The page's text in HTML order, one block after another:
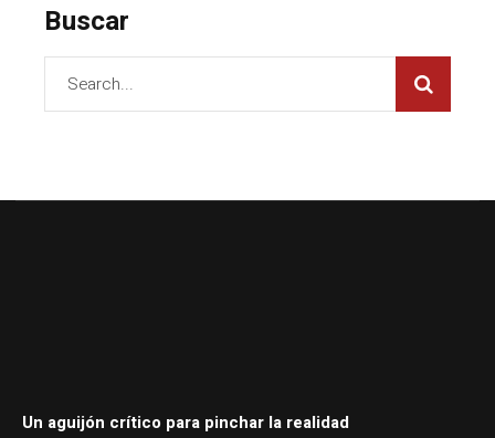
Buscar
Un aguijón crítico para pinchar la realidad